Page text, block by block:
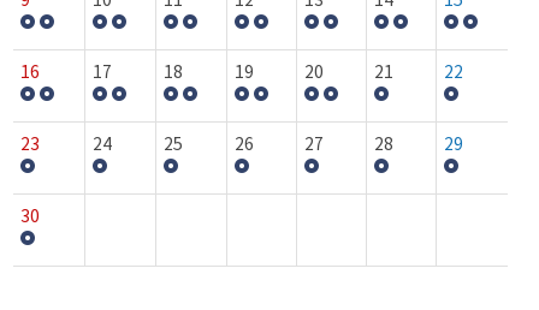
16 17 18 19 20 21 22
23 24 25 26 27 28 29
30